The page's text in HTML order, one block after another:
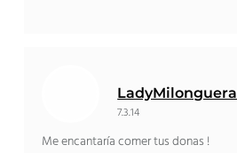
LadyMilonguera
7.3.14
Me encantaría comer tus donas !